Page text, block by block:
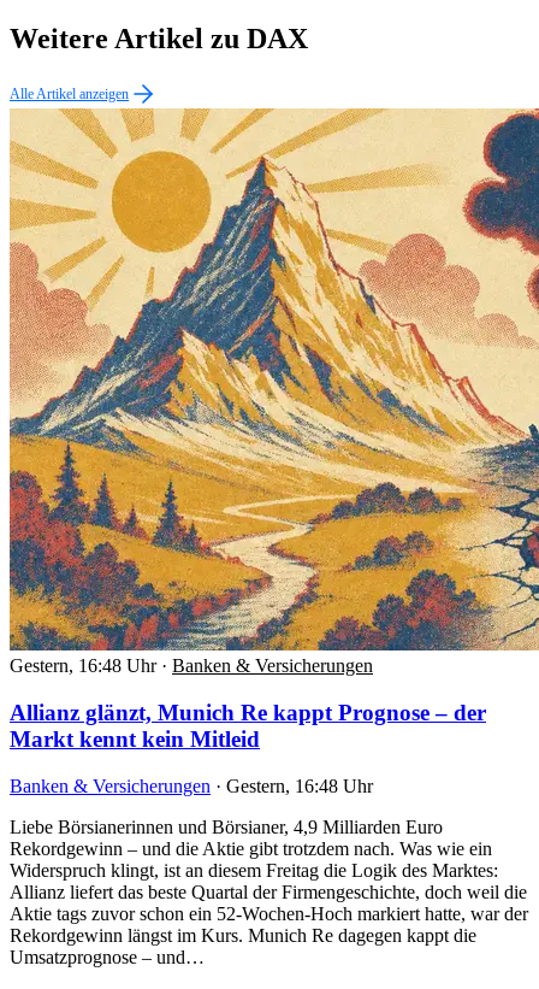
Weitere Artikel zu DAX
Alle Artikel anzeigen
Gestern, 16:48 Uhr · Banken & Versicherungen
Allianz glänzt, Munich Re kappt Prognose – der
Markt kennt kein Mitleid
Banken & Versicherungen · Gestern, 16:48 Uhr
Liebe Börsianerinnen und Börsianer, 4,9 Milliarden Euro
Rekordgewinn – und die Aktie gibt trotzdem nach. Was wie ein
Widerspruch klingt, ist an diesem Freitag die Logik des Marktes:
Allianz liefert das beste Quartal der Firmengeschichte, doch weil die
Aktie tags zuvor schon ein 52-Wochen-Hoch markiert hatte, war der
Rekordgewinn längst im Kurs. Munich Re dagegen kappt die
Umsatzprognose – und…